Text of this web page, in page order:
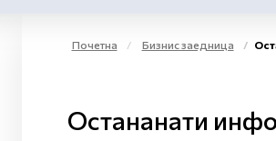
Почетна Бизнис заедница
Остананати